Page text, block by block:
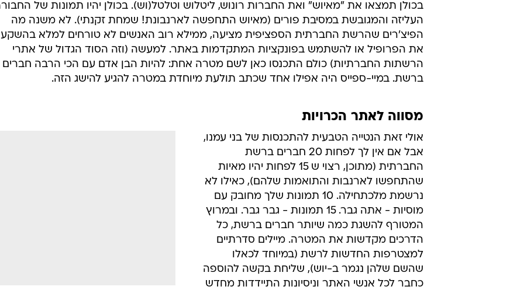
בכולן תמצאו את "מאיוש" ואת החברות רונוש, ליטלוש וטלטל(וש). בכולן יהיו תמונות של
העליזה והמגובשת במסיבת פורים (מאיוש התחפשה לארנבונת! שמחת זקנתי). לא משנה מה
הפיצ'רים שהרשת החברתית הספציפית מציעה, ממילא רוב האנשים לא טורחים למלא
את הפרופיל או להשתמש בפונקציות המתקדמות באתר. למעשה (וזה הסוד הגדול של אתרי
הרשתות החברתיות) כולם התכנסו כאן לשם מטרה אחת: להיות הבן אדם עם הכי הרבה חברים
ברשת. במיי-ספייס היה אפילו אחד שכתב תולעת מיוחדת במטרה להגיע להישג הזה.
מסווה לאתר הכרויות
אולי זאת הנטייה הטבעית להתכנסות של בני עמנו,
אבל אם אין לך לפחות 20 חברים ברשת
החברתית (מתוכן, רצוי ש 15 לפחות יהיו מאיות
שהתחפשו לארנבות והתואמות שלהם), כאילו לא
נרשמת מלכתחילה. 10 תמונות שלך מחובק עם
מוסיות - אתה גבר. 15 תמונות - גבר גבר. ובמרוץ
המטורף להשגת כמה שיותר חברים ברשת, כל
הדרכים מקדשות את המטרה. מיילים סדרתיים
למצטרפות החדשות לרשת (במיוחד לכאלו
שהשם שלהן נגמר ב-יוש), שליחת בקשה להוספה
כחבר לכל אנשי האתר וניסיונות התיידדות מחדש